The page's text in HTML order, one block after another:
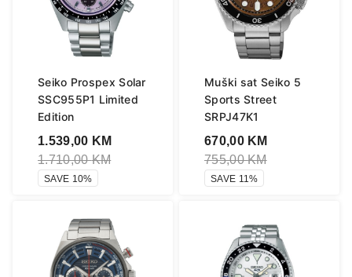
Seiko Prospex Solar
SSC955P1 Limited
Edition
1.539,00 KM
1.710,00KM
SAVE 10%
Muški sat Seiko 5
Sports Street
SRPJ47K1
670,00 KM
755,00KM
SAVE 11%